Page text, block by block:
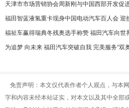
天津市市场营销协会周新刚与中国西部开发促
福田智蓝液氢重卡现身中国电动汽车百人会 迎
福祉车赢得瑞典冬残奥选手称赞 福田汽车向世
为追梦 向未来 福田汽车突破自我 完美服务“双
免责声明：本文仅代表作者个人观点，与本
字和内容未经本站证实，对本文以及其中全部